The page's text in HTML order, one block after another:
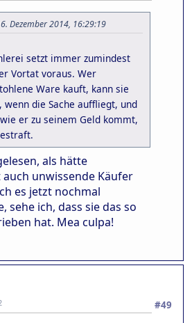
Dezember 2014, 16:29:19
setzt immer zumindest
Vortat voraus. Wer
Ware kauft, kann sie
die Sache auffliegt, und
er zu seinem Geld kommt,
als hätte
unwissende Käufer
es jetzt nochmal
sehe ich, dass sie das so
hat. Mea culpa!
#49